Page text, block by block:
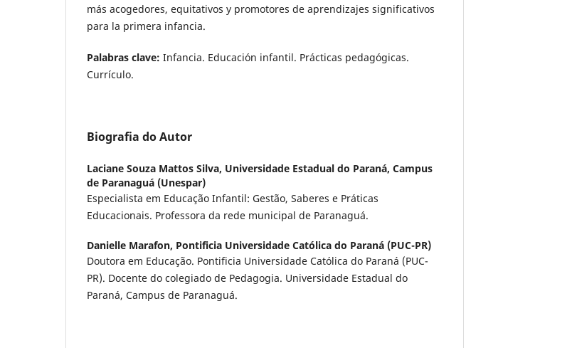
más acogedores, equitativos y promotores de aprendizajes significativos
para la primera infancia.
Palabras clave: Infancia. Educación infantil. Prácticas pedagógicas.
Currículo.
Biografia do Autor
Laciane Souza Mattos Silva, Universidade Estadual do Paraná, Campus
de Paranaguá (Unespar)
Especialista em Educação Infantil: Gestão, Saberes e Práticas
Educacionais. Professora da rede municipal de Paranaguá.
Danielle Marafon, Pontificia Universidade Católica do Paraná (PUC-PR)
Doutora em Educação. Pontificia Universidade Católica do Paraná (PUC-
PR). Docente do colegiado de Pedagogia. Universidade Estadual do
Paraná, Campus de Paranaguá.